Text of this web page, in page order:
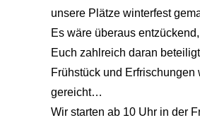
unsere Plätze winterfest
Es wäre überaus
Euch zahlreich daran
Frühstück und Erfrischungen
gereicht…
Wir starten ab 10 Uhr in der